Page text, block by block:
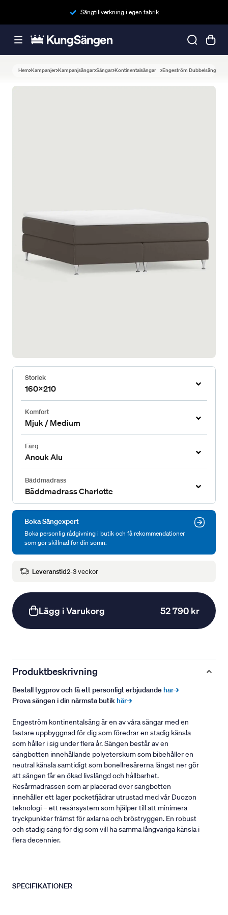
Sängtillverkning i egen fabrik
Hem Kampanjer Kampanjsängar Sängar Kontinentalsängar Engeström Dubbelsäng
Storlek
160x210
Komfort
Mjuk / Medium
Färg
Anouk Alu
Bäddmadrass
Bäddmadrass Charlotte
Boka Sängexpert
Boka personlig rådgivning i butik och få rekommendationer
som gör skillnad för din sömn.
Leveranstid2-3 veckor
Lägg i Varukorg 52 790 kr
Produktbeskrivning
Beställ tygprov och få ett personligt erbjudandehär→
Prova sängen i din närmsta butikhär→
Engeström kontinentalsäng är en av våra sängar med en
fastare uppbyggnad för dig som föredrar en stadig känsla
som håller i sig under flera år. Sängen består av en
sängbotten innehållande polyeterskum som bibehåller en
neutral känsla samtidigt som bonellresårerna längst ner gör
att sängen får en ökad livslängd och hållbarhet.
Resårmadrassen som är placerad över sängbotten
innehåller ett lager pocketfjädrar utrustad med vår Duozon
teknologi – ett resårsystem som hjälper till att minimera
tryckpunkter främst för axlarna och bröstryggen. En robust
och stadig säng för dig som vill ha samma långvariga känsla i
flera decennier.
SPECIFIKATIONER